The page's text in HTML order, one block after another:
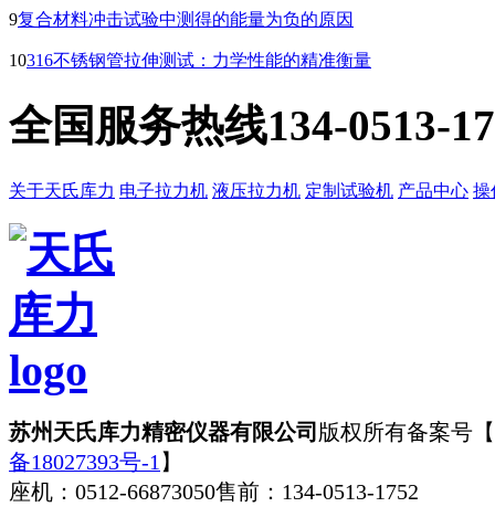
9复合材料冲击试验中测得的能量为负的原因
10316不锈钢管拉伸测试：力学性能的精准衡量
全国服务热线134-0513-
关于天氏库力 电子拉力机 液压拉力机 定制试验机 产品中心 操
苏州天氏库力精密仪器有限公司 版权所有备案号【
备18027393号-1 】
座机：0512-66873050售前：134-0513-1752